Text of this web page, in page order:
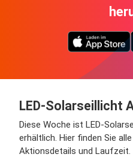
LED-Solarseillicht
Diese Woche ist LED-
erhältlich. Hier finden Sie
Aktionsdetails und Laufzeit.